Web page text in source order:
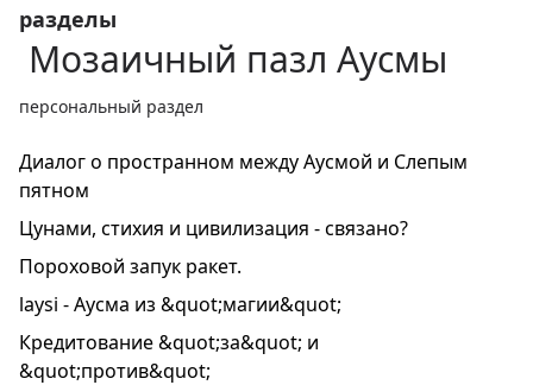
разделы
Мозаичный пазл Аусмы
персональный раздел
Диалог о пространном между Аусмой и Слепым
пятном
Цунами, стихия и цивилизация - связано?
Пороховой запук ракет.
laysi - Аусма из &quot;магии&quot;
Кредитование &quot;за&quot; и
&quot;против&quot;